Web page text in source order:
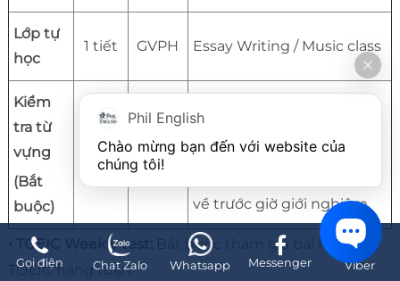
Lớp tự
học
1 tiết GVPH Essay Writing / Music class
Kiểm
tra từ
vựng
(Bắt
buộc)
20
phút
GVPH
kiểm tra từ. Nếu pass, học
về trước giờ giới nghiêm.
TOEIC Weekly test:
Bắt buộc tham gia bài kiểm tra
TOEIC hằng tuần.
Gọi điện Chat Zalo Whatsapp Messenger Viber
Phil English
Chào mừng bạn đến với website của
chúng tôi!